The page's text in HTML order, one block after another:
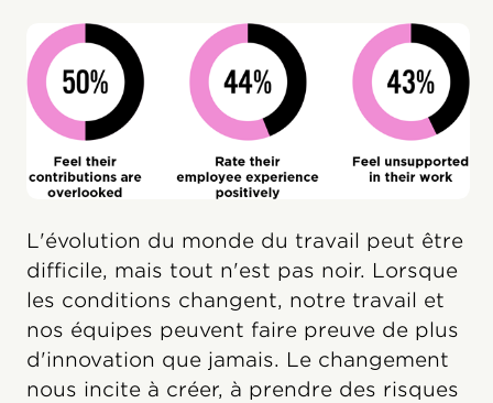
L'évolution du monde du travail peut être
difficile, mais tout n'est pas noir. Lorsque
les conditions changent, notre travail et
nos équipes peuvent faire preuve de plus
d'innovation que jamais. Le changement
nous incite à créer, à prendre des risques